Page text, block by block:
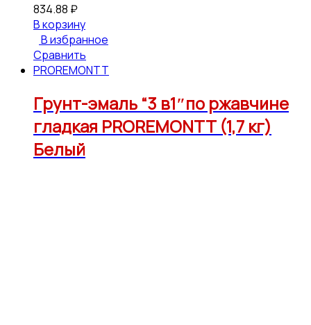
834.88 ₽
В корзину
В избранное
Сравнить
PROREMONTT
Грунт-эмаль “3 в1″по ржавчине
гладкая PROREMONTT (1,7 кг)
Белый